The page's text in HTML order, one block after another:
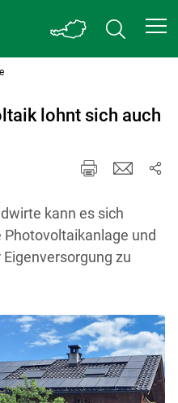
lohnt sich auch
kann es sich
und
zu